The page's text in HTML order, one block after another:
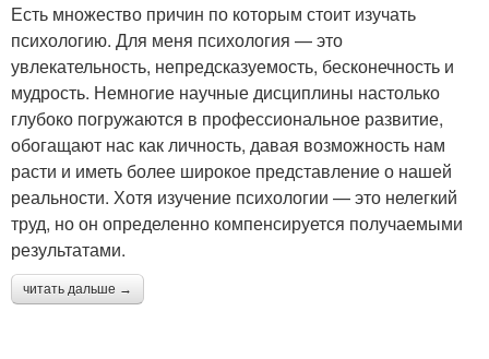
Есть множество причин по которым стоит изучать
психологию. Для меня психология — это
увлекательность, непредсказуемость, бесконечность и
мудрость. Немногие научные дисциплины настолько
глубоко погружаются в профессиональное развитие,
обогащают нас как личность, давая возможность нам
расти и иметь более широкое представление о нашей
реальности. Хотя изучение психологии — это нелегкий
труд, но он определенно компенсируется получаемыми
результатами.
читать дальше →